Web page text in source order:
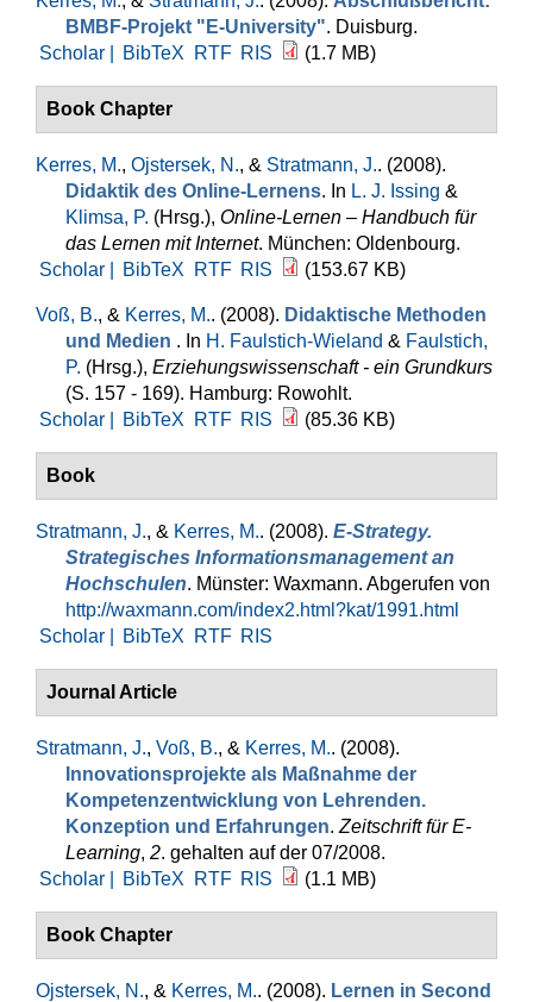
BMBF-Projekt "E-University". Duisburg.
Scholar |
BibTeX RTF RIS (1.7 MB)
Book Chapter
Kerres, M., Ojstersek, N., & Stratmann, J.. (2008).
Didaktik des Online-Lernens. In L. J. Issing &
Klimsa, P. (Hrsg.), Online-Lernen – Handbuch für
das Lernen mit Internet. München: Oldenbourg.
Scholar |
BibTeX RTF RIS (153.67 KB)
Voß, B., & Kerres, M.. (2008). Didaktische Methoden
und Medien . In H. Faulstich-Wieland & Faulstich,
P. (Hrsg.), Erziehungswissenschaft - ein Grundkurs
(S. 157 - 169). Hamburg: Rowohlt.
Scholar |
BibTeX RTF RIS (85.36 KB)
Book
Stratmann, J., & Kerres, M.. (2008). E-Strategy.
Strategisches Informationsmanagement an
Hochschulen. Münster: Waxmann. Abgerufen von
http://waxmann.com/index2.html?kat/1991.html
Scholar |
BibTeX RTF RIS
Journal Article
Stratmann, J., Voß, B., & Kerres, M.. (2008).
Innovationsprojekte als Maßnahme der
Kompetenzentwicklung von Lehrenden.
Konzeption und Erfahrungen. Zeitschrift für E-
Learning, 2. gehalten auf der 07/2008.
Scholar |
BibTeX RTF RIS (1.1 MB)
Book Chapter
Ojstersek, N., & Kerres, M.. (2008). Lernen in Second